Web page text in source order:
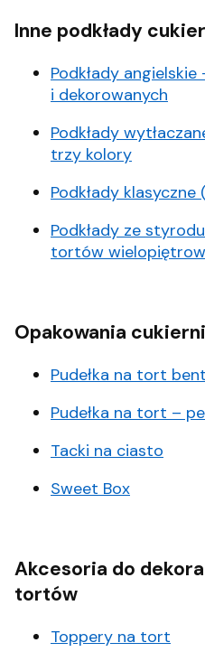
Inne podkłady
Podkłady
i dekorowanych
Podkłady
trzy kolory
Podkłady
Podkłady ze
tortów
Opakowania
Pudełka na tort
Pudełka na tort –
Tacki na ciasto
Sweet Box
Akcesoria do
tortów
Toppery na tort